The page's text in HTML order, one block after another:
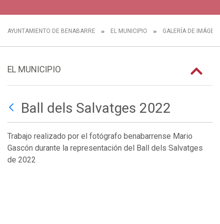
AYUNTAMIENTO DE BENABARRE EL MUNICIPIO GALERÍA DE
EL MUNICIPIO
Ball dels Salvatges 2022
Trabajo realizado por el fotógrafo benabarrense Mario
Gascón durante la representación del Ball dels Salvatges
de 2022